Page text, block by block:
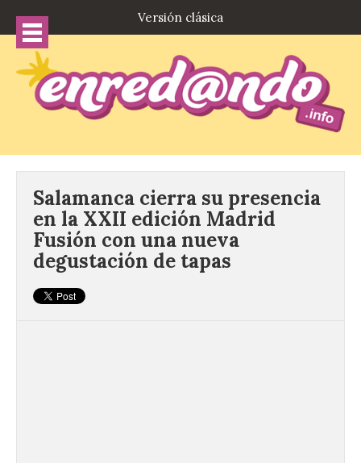
Versión clásica
Salamanca cierra su presencia
en la XXII edición Madrid
Fusión con una nueva
degustación de tapas